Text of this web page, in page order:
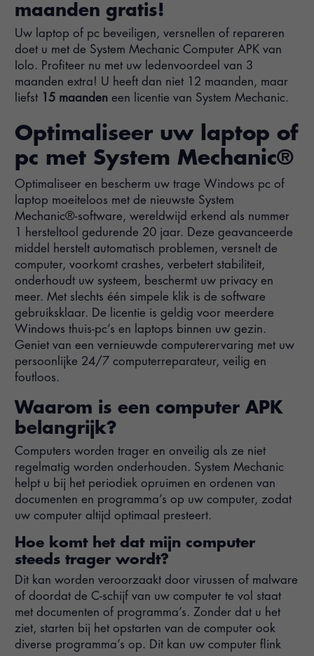
maanden gratis!
Uw laptop of pc beveiligen, versnellen of repareren
doet u met de System Mechanic Computer APK van
Iolo. Profiteer nu met uw ledenvoordeel van 3
maanden extra! U heeft dan niet 12 maanden, maar
liefst
15 maanden een licentie van System Mechanic.
Optimaliseer uw laptop of
pc met System Mechanic®
Optimaliseer en bescherm uw trage Windows pc of
laptop moeiteloos met de nieuwste System
Mechanic®-software, wereldwijd erkend als nummer
1 hersteltool gedurende 20 jaar. Deze geavanceerde
middel herstelt automatisch problemen, versnelt de
computer, voorkomt crashes, verbetert stabiliteit,
onderhoudt uw systeem, beschermt uw privacy en
meer. Met slechts één simpele klik is de software
gebruiksklaar. De licentie is geldig voor meerdere
Windows thuis-pc’s en laptops binnen uw gezin.
Geniet van een vernieuwde computerervaring met uw
persoonlijke 24/7 computerreparateur, veilig en
foutloos.
Waarom is een computer APK
belangrijk?
Computers worden trager en onveilig als ze niet
regelmatig worden onderhouden. System Mechanic
helpt u bij het periodiek opruimen en ordenen van
documenten en programma’s op uw computer, zodat
uw computer altijd optimaal presteert.
Hoe komt het dat mijn computer
steeds trager wordt?
Dit kan worden veroorzaakt door virussen of malware
of doordat de C-schijf van uw computer te vol staat
met documenten of programma’s. Zonder dat u het
ziet, starten bij het opstarten van de computer ook
diverse programma’s op. Dit kan uw computer flink